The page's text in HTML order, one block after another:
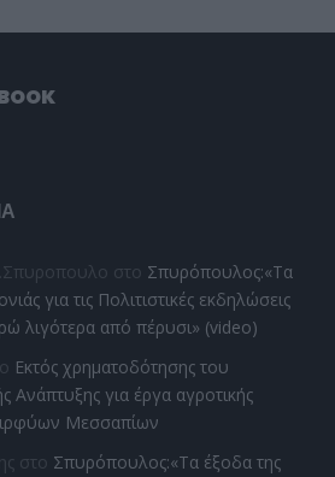
στο Σπυρόπουλος:«Τα
για τις Πολιτιστικές εκδηλώσεις
λιγότερα από πέρυσι» (video)
Εκτός χρηματοδότησης του
Ανάπτυξης για έργα αγροτικής
Μεσσαπίων
στο Σπυρόπουλος:«Τα έξοδα της